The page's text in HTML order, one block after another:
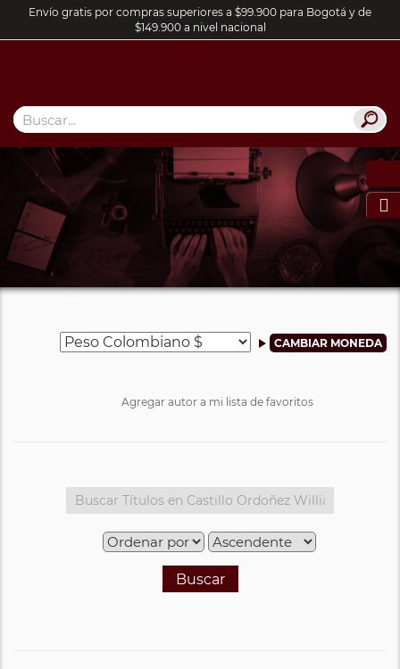
Envío gratis por compras superiores a $99.900 para Bogotá y de
$149.900 a nivel nacional

Agregar autor a mi lista de favoritos
Buscar